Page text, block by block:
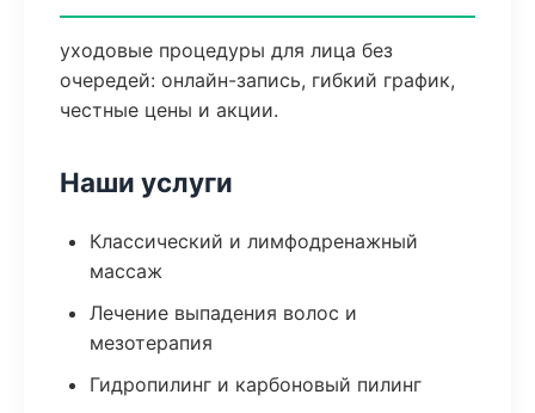
уходовые процедуры для лица без
очередей: онлайн-запись, гибкий график,
честные цены и акции.
Наши услуги
Классический и лимфодренажный
массаж
Лечение выпадения волос и
мезотерапия
Гидропилинг и карбоновый пилинг